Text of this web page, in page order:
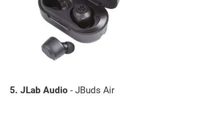
5. JLab Audio - JBuds Air